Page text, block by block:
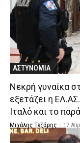
ΑΣΤΥΝΟΜΙΑ
Νεκρή γυναίκα
εξετάζει η
Ιταλό και το
Μιχάλης Τεζάρης - 17